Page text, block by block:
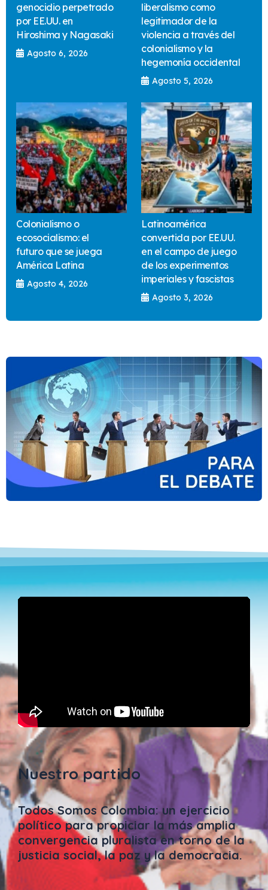
genocidio perpetrado
por EE.UU. en
Hiroshima y Nagasaki
Agosto 6, 2026
liberalismo como
legitimador de la
violencia a través del
colonialismo y la
hegemonía occidental
Agosto 5, 2026
Colonialismo o
ecosocialismo: el
futuro que se juega
América Latina
Agosto 4, 2026
Latinoamérica
convertida por EE.UU.
en el campo de juego
de los experimentos
imperiales y fascistas
Agosto 3, 2026
Nuestro partido
Todos Somos Colombia: un ejercicio
político para propiciar la más amplia
convergencia pluralista en torno de la
justicia social, la paz y la democracia.